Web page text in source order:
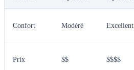
Confort Modéré Excellent
Prix $$ $$$$